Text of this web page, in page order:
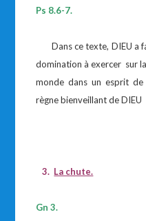
Ps 8.6-7.
Dans ce texte, DIEU a
domination à exercer sur
monde dans un esprit
règne bienveillant de DIEU
3. La chute.
Gn 3.